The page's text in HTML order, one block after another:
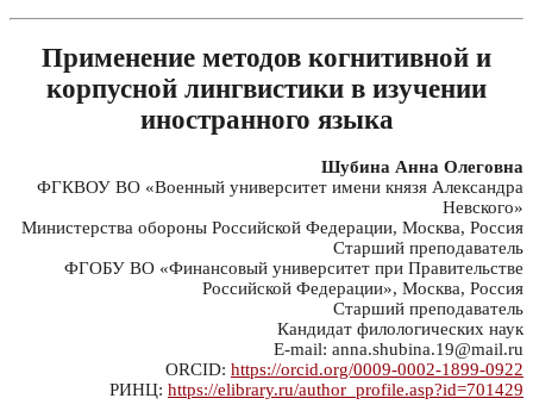
Применение методов когнитивной и
корпусной лингвистики в изучении
иностранного языка
Шубина Анна Олеговна
ФГКВОУ ВО «Военный университет имени князя Александра
Невского»
Министерства обороны Российской Федерации, Москва, Россия
Старший преподаватель
ФГОБУ ВО «Финансовый университет при Правительстве
Российской Федерации», Москва, Россия
Старший преподаватель
Кандидат филологических наук
E-mail: anna.shubina.19@mail.ru
ORCID: https://orcid.org/0009-0002-1899-0922
РИНЦ: https://elibrary.ru/author_profile.asp?id=701429